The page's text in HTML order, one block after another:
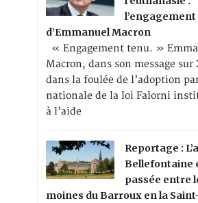
d’Emmanuel Macron
« Engagement tenu. »
Macron, dans son message sur
dans la foulée de l’adoption
nationale de la loi Falorni
à l’aide
Reportage :
Bellefontaine
passée entre
moines du Barroux en la